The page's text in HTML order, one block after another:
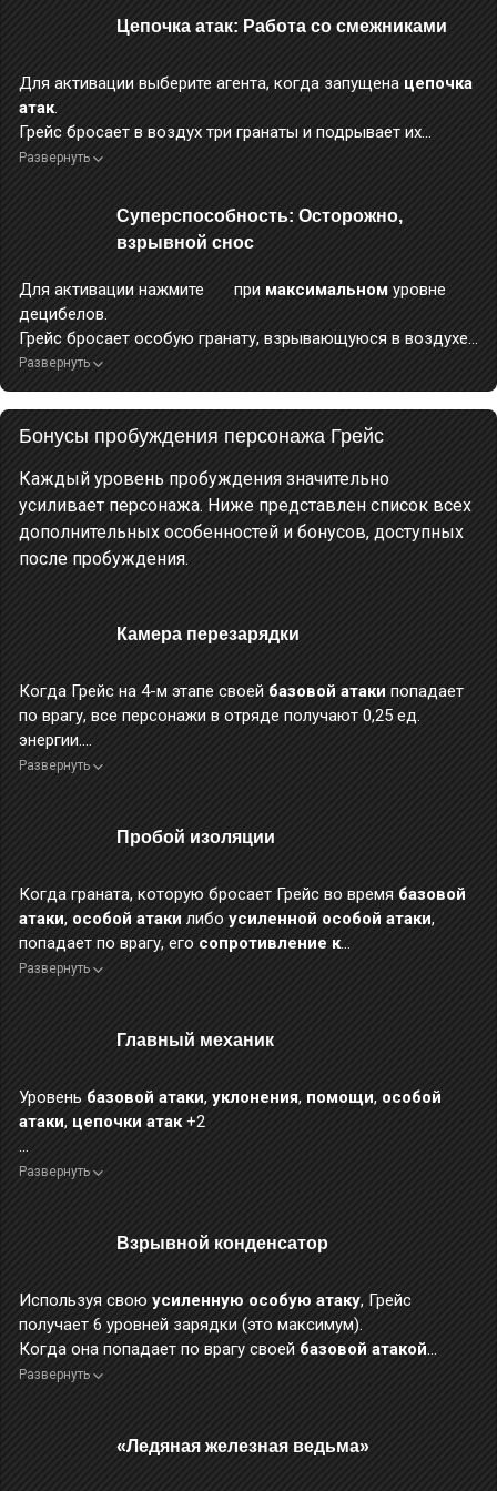
Цепочка атак: Работа со смежниками
Для активации выберите агента, когда запущена цепочка
атак.
Грейс бросает в воздух три гранаты и подрывает их
ураганным огнём, нанося огромный
Развернуть
Суперспособность: Осторожно,
взрывной снос
Для активации нажмите при максимальномуровне
децибелов.
Грейс бросает особую гранату, взрывающуюся в воздухе
и разделяющуюся на четыре меньших гранаты, наносящих
огромныйэлектрический урон.
Получает 8 ур.Встряскии 25 ур.Пульсации(максимум 25
ур.).
Развернуть
Бонусы пробуждения персонажа Грейс
Каждый уровень пробуждения значительно
усиливает персонажа. Ниже представлен список всех
дополнительных особенностей и бонусов, доступных
после пробуждения.
Камера перезарядки
Когда Грейс на 4-м этапе своей базовой атаки попадает
по врагу, все персонажи в отряде получают 0,25 ед.
энергии.
Одним ударом можно восстановить до 2 ед. энергии
КПД — сердце инженерного дела, и нигде это сердце не бьётся
Развернуть
Пробой изоляции
Когда граната, которую бросает Грейс во время базовой
атаки, особой атаки либо усиленной особой атаки,
попадает по врагу, его сопротивление к
электрическому урону
на протяжении 8 сек.
Любимое хобби Грейс — «анатомировать» сложные механические
системы... даже посреди боя.
местами выставленными напоказ?
Развернуть
Главный механик
Уровень базовой атаки, уклонения, помощи, особой
атаки, цепочки атак+2
Грейс лично участвовала в подготовке руководства по технике
«никакой взрывчатки на стройплощадке».
Развернуть
Взрывной конденсатор
Используя свою усиленную особую атаку, Грейс
получает 6 уровней зарядки (это максимум).
Когда она попадает по врагу своей базовой атакой
«Гвоздемёт»
Развернуть
«Ледяная железная ведьма»